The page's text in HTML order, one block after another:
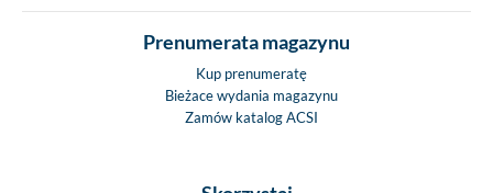
Prenumerata magazynu
Kup prenumeratę
Bieżace wydania magazynu
Zamów katalog ACSI